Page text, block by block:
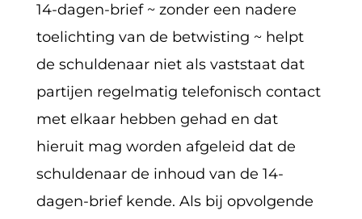
14-dagen-brief ~ zonder een nadere
toelichting van de betwisting ~ helpt
de schuldenaar niet als vaststaat dat
partijen regelmatig telefonisch contact
met elkaar hebben gehad en dat
hieruit mag worden afgeleid dat de
schuldenaar de inhoud van de 14-
dagen-brief kende. Als bij opvolgende